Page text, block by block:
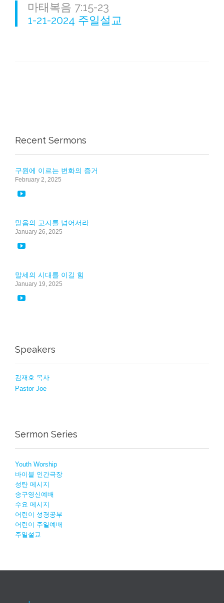
마태복음 7:15-23
1-21-2024 주일설교
Recent Sermons
구원에 이르는 변화의 증거
February 2, 2025

믿음의 고지를 넘어서라
January 26, 2025

말세의 시대를 이길 힘
January 19, 2025

Speakers
김재호 목사
Pastor Joe
Sermon Series
Youth Worship
바이블 인간극장
성탄 메시지
송구영신예배
수요 메시지
어린이 성경공부
어린이 주일예배
주일설교